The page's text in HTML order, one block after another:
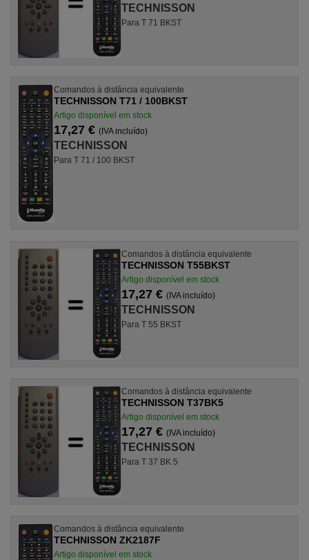
TECHNISSON
Para T 71 BKST
Comandos à distância equivalente
TECHNISSON T71 / 100BKST
Artigo disponível em stock
17,27 € (IVA incluído)
TECHNISSON
Para T 71 / 100 BKST
Comandos à distância equivalente
TECHNISSON T55BKST
Artigo disponível em stock
17,27 € (IVA incluído)
TECHNISSON
Para T 55 BKST
Comandos à distância equivalente
TECHNISSON T37BK5
Artigo disponível em stock
17,27 € (IVA incluído)
TECHNISSON
Para T 37 BK 5
Comandos à distância equivalente
TECHNISSON ZK2187F
Artigo disponível em stock